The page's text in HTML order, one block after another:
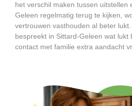
het verschil maken tussen uitstellen
Geleen regelmatig terug te kijken,
vertrouwen vasthouden al beter
bespreekt in Sittard-Geleen wat lukt
contact met familie extra aandacht